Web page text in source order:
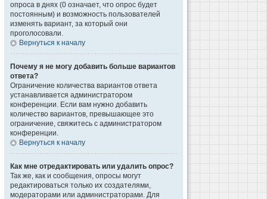
опроса в днях (0 означает, что опрос будет
постоянным) и возможность пользователей
изменять вариант, за который они
проголосовали.
Вернуться к началу
Почему я не могу добавить больше вариантов
ответа?
Ограничение количества вариантов ответа
устанавливается администратором
конференции. Если вам нужно добавить
количество вариантов, превышающее это
ограничение, свяжитесь с администратором
конференции.
Вернуться к началу
Как мне отредактировать или удалить опрос?
Так же, как и сообщения, опросы могут
редактироваться только их создателями,
модераторами или администраторами. Для